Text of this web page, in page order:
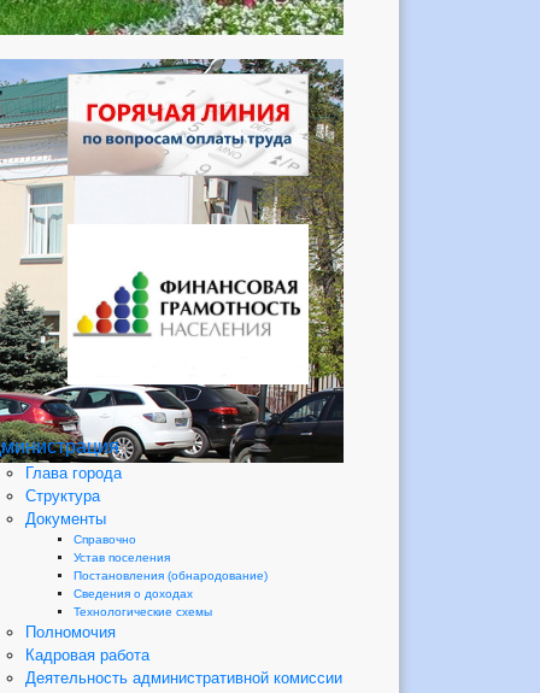
Глава города
Структура
Документы
Справочно
Устав поселения
Постановления (обнародование)
Сведения о доходах
Технологические схемы
Полномочия
Кадровая работа
Деятельность административной комиссии